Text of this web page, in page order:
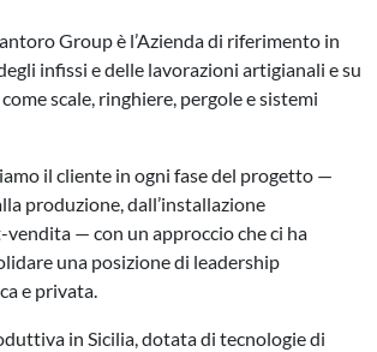
Group è l’Azienda di riferimento in
infissi e delle lavorazioni artigianali e su
scale, ringhiere, pergole e sistemi
il cliente in ogni fase del progetto —
produzione, dall’installazione
vendita — con un approccio che ci ha
una posizione di leadership
e privata.
in Sicilia, dotata di tecnologie di